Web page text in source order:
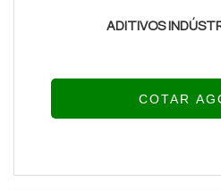
ADITIVOS
COTAR